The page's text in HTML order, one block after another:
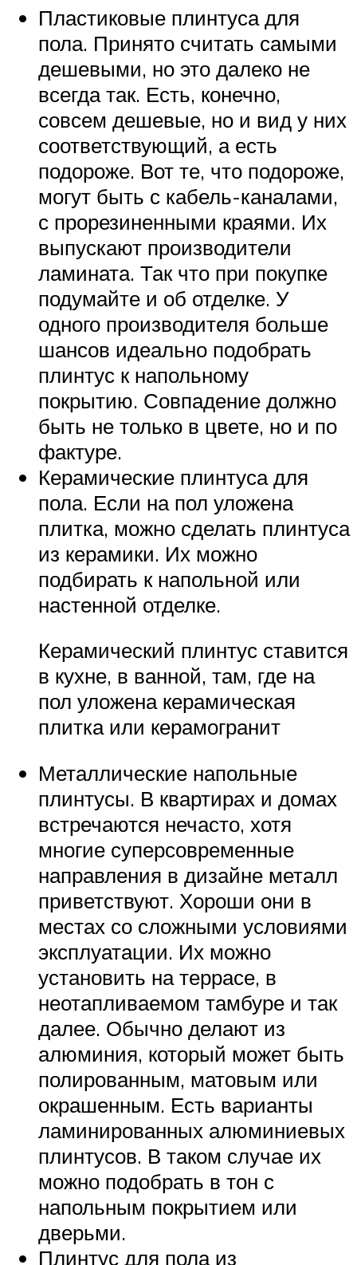
Пластиковые плинтуса для
пола. Принято считать самыми
дешевыми, но это далеко не
всегда так. Есть, конечно,
совсем дешевые, но и вид у них
соответствующий, а есть
подороже. Вот те, что подороже,
могут быть с кабель-каналами,
с прорезиненными краями. Их
выпускают производители
ламината. Так что при покупке
подумайте и об отделке. У
одного производителя больше
шансов идеально подобрать
плинтус к напольному
покрытию. Совпадение должно
быть не только в цвете, но и по
фактуре.
Керамические плинтуса для
пола. Если на пол уложена
плитка, можно сделать плинтуса
из керамики. Их можно
подбирать к напольной или
настенной отделке.
Керамический плинтус ставится
в кухне, в ванной, там, где на
пол уложена керамическая
плитка или керамогранит
Металлические напольные
плинтусы. В квартирах и домах
встречаются нечасто, хотя
многие суперсовременные
направления в дизайне металл
приветствуют. Хороши они в
местах со сложными условиями
эксплуатации. Их можно
установить на террасе, в
неотапливаемом тамбуре и так
далее. Обычно делают из
алюминия, который может быть
полированным, матовым или
окрашенным. Есть варианты
ламинированных алюминиевых
плинтусов. В таком случае их
можно подобрать в тон с
напольным покрытием или
дверьми.
Плинтус для пола из